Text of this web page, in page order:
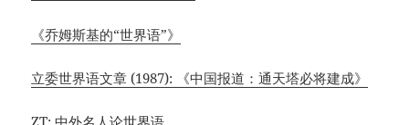
《乔姆斯基的“世界语”》
立委世界语文章 (1987): 《中国报道：通天塔必将建成》